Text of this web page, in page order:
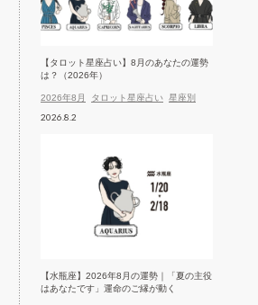
【タロット星座占い】8月のあなたの運勢
は？（2026年）
2026年8月 タロット星座占い 星座別
2026.8.2
【水瓶座】2026年8月の運勢｜「夏の主役
はあなたです」運命のご縁が動く